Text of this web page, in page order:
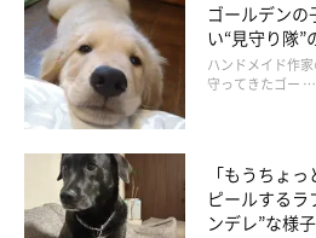
ゴールデン
い“見守り隊”
ハンドメイド作
守ってきたゴー …
「もうちょ
ピールするラ
ンデレ”な様